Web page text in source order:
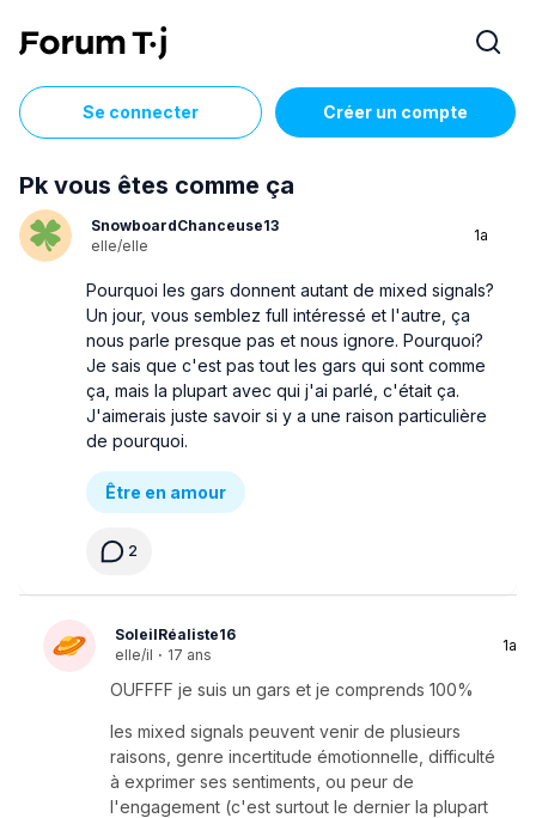
Se connecter Créer un compte
Pk vous êtes comme ça
SnowboardChanceuse13
elle/elle
1a
Pourquoi les gars donnent autant de mixed signals?
Un jour, vous semblez full intéressé et l'autre, ça
nous parle presque pas et nous ignore. Pourquoi?
Je sais que c'est pas tout les gars qui sont comme
ça, mais la plupart avec qui j'ai parlé, c'était ça.
J'aimerais juste savoir si y a une raison particulière
de pourquoi.
Être en amour
2
SoleilRéaliste16
elle/il · 17 ans
1a
OUFFFF je suis un gars et je comprends 100%
les mixed signals peuvent venir de plusieurs
raisons, genre incertitude émotionnelle, difficulté
à exprimer ses sentiments, ou peur de
l'engagement (c'est surtout le dernier la plupart